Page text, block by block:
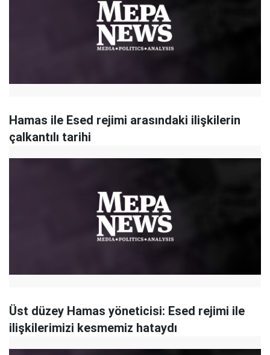
Hamas ile Esed rejimi arasındaki ilişkilerin
çalkantılı tarihi
Üst düzey Hamas yöneticisi: Esed rejimi ile
ilişkilerimizi kesmemiz hataydı